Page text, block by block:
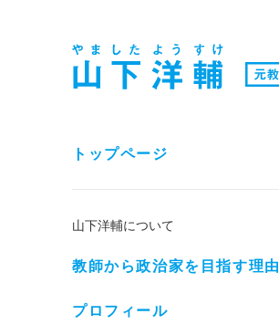
トップページ
山下洋輔について
教師から政治家を目指す理由
プロフィール